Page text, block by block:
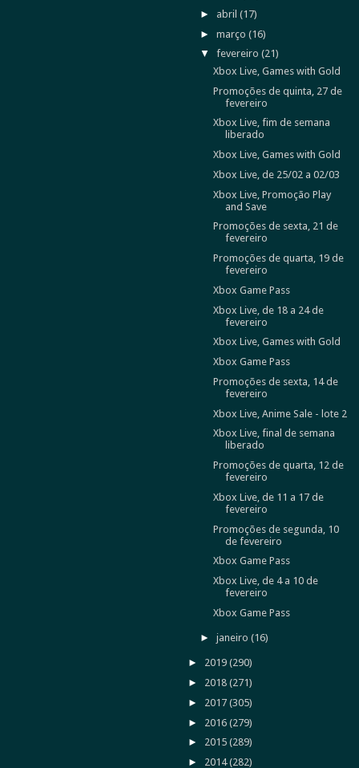
► abril(17)
►março(16)
▼fevereiro(21)
Xbox Live, Games with Gold
Promoções de quinta, 27 de
fevereiro
Xbox Live, fim de semana
liberado
Xbox Live, Games with Gold
Xbox Live, de 25/02 a 02/03
Xbox Live, Promoção Play
and Save
Promoções de sexta, 21 de
fevereiro
Promoções de quarta, 19 de
fevereiro
Xbox Game Pass
Xbox Live, de 18 a 24 de
fevereiro
Xbox Live, Games with Gold
Xbox Game Pass
Promoções de sexta, 14 de
fevereiro
Xbox Live, Anime Sale - lote 2
Xbox Live, final de semana
liberado
Promoções de quarta, 12 de
fevereiro
Xbox Live, de 11 a 17 de
fevereiro
Promoções de segunda, 10
de fevereiro
Xbox Game Pass
Xbox Live, de 4 a 10 de
fevereiro
Xbox Game Pass
►janeiro(16)
► 2019 (290)
► 2018 (271)
► 2017 (305)
► 2016 (279)
► 2015 (289)
► 2014(282)